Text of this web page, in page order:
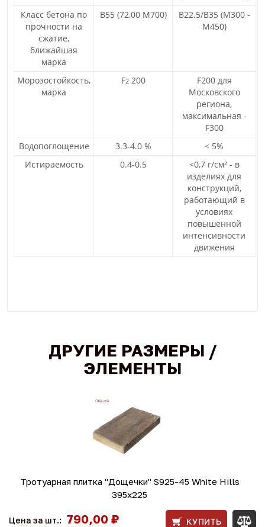
Класс бетона по
прочности на
сжатие,
ближайшая
марка
В55 (72,00 М700)
В22.5/В35 (М300 -
М450)
Морозостойкость,
марка
F2200
F200 для
Московского
региона,
максимальная -
F300
Водопоглощение
3.3-4.0 %
< 5%
Истираемость
0.4-0.5
<0,7 г/см² - в
изделиях для
конструкций,
работающий в
условиях
повышенной
интенсивности
движения
ДРУГИЕ РАЗМЕРЫ /
ЭЛЕМЕНТЫ
Тротуарная плитка "Дощечки" S925-45 White Hills
395х225
Цена за шт.: 790,00 ₽ КУПИТЬ